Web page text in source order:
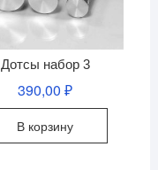
Дотсы набор 3
390,00₽
В корзину